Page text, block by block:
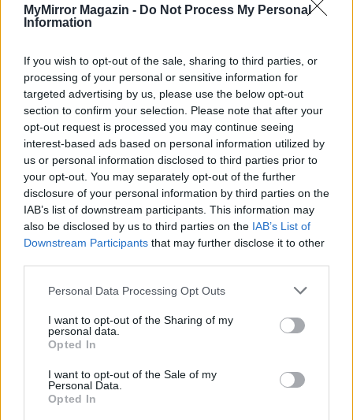
MyMirror Magazin - Do Not Process My Personal
Information
If you wish to opt-out of the sale, sharing to third parties, or
processing of your personal or sensitive information for
targeted advertising by us, please use the below opt-out
section to confirm your selection. Please note that after your
opt-out request is processed you may continue seeing
interest-based ads based on personal information utilized by
us or personal information disclosed to third parties prior to
your opt-out. You may separately opt-out of the further
disclosure of your personal information by third parties on the
IAB’s list of downstream participants. This information may
also be disclosed by us to third parties on the IAB’s List of
Downstream Participants that may further disclose it to other
Personal Data Processing Opt Outs
I want to opt-out of the Sharing of my
personal data.
Opted In
I want to opt-out of the Sale of my
Personal Data.
Opted In
szabadidőmben írok. Szeretek belesni a hétköznapok függönye
mögé és közben keresem az embert, a nőt a jól legyártott álarcok
mögött. Néha meséket is írok, de gyakrabban novellákat,
cikkeket és apró vicces történeteket.
KAPCSOLÓDÓ CIKKEK TÖBB A SZERZŐTŐL
Minka 14. rész
Halál a Tresco-szigeten – A Josh